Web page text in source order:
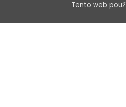
Tento web